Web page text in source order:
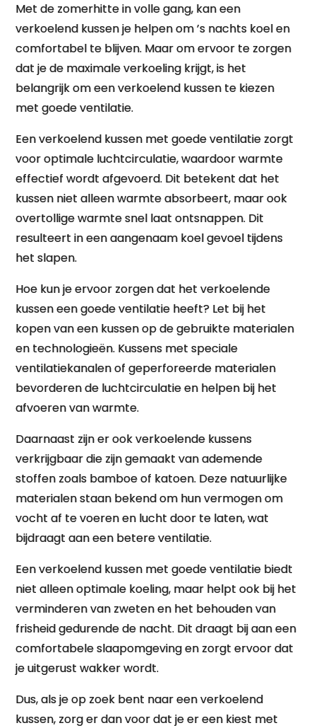
Met de zomerhitte in volle gang, kan een
verkoelend kussen je helpen om ’s nachts koel en
comfortabel te blijven. Maar om ervoor te zorgen
dat je de maximale verkoeling krijgt, is het
belangrijk om een verkoelend kussen te kiezen
met goede ventilatie.
Een verkoelend kussen met goede ventilatie zorgt
voor optimale luchtcirculatie, waardoor warmte
effectief wordt afgevoerd. Dit betekent dat het
kussen niet alleen warmte absorbeert, maar ook
overtollige warmte snel laat ontsnappen. Dit
resulteert in een aangenaam koel gevoel tijdens
het slapen.
Hoe kun je ervoor zorgen dat het verkoelende
kussen een goede ventilatie heeft? Let bij het
kopen van een kussen op de gebruikte materialen
en technologieën. Kussens met speciale
ventilatiekanalen of geperforeerde materialen
bevorderen de luchtcirculatie en helpen bij het
afvoeren van warmte.
Daarnaast zijn er ook verkoelende kussens
verkrijgbaar die zijn gemaakt van ademende
stoffen zoals bamboe of katoen. Deze natuurlijke
materialen staan bekend om hun vermogen om
vocht af te voeren en lucht door te laten, wat
bijdraagt aan een betere ventilatie.
Een verkoelend kussen met goede ventilatie biedt
niet alleen optimale koeling, maar helpt ook bij het
verminderen van zweten en het behouden van
frisheid gedurende de nacht. Dit draagt bij aan een
comfortabele slaapomgeving en zorgt ervoor dat
je uitgerust wakker wordt.
Dus, als je op zoek bent naar een verkoelend
kussen, zorg er dan voor dat je er een kiest met